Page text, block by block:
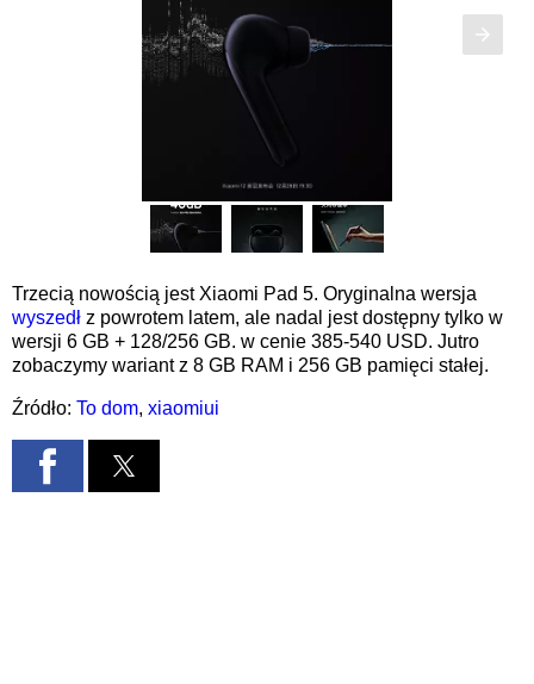
Trzecią nowością jest Xiaomi Pad 5. Oryginalna wersja
wyszedł z powrotem latem, ale nadal jest dostępny tylko w
wersji 6 GB + 128/256 GB. w cenie 385-540 USD. Jutro
zobaczymy wariant z 8 GB RAM i 256 GB pamięci stałej.
Źródło: To dom, xiaomiui